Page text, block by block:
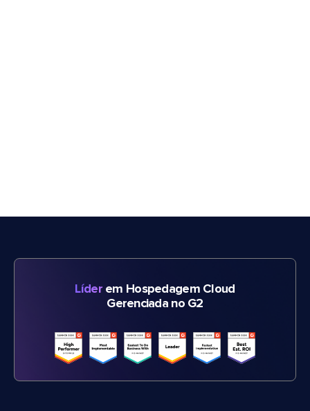
Líderem Hospedagem Cloud
Gerenciada no G2